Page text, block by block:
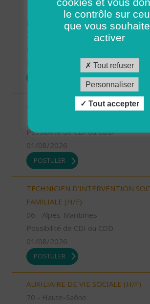
TECHNICIEN D’INTERVENTION
FAMILIALE (H/F)
AIDE SOIGNANT (H/F)
Possibilité de CDI ou CDD
01/08/2026
POSTULER
TECHNICIEN D’INTERVENTION
FAMILIALE (H/F)
06 - Alpes-Maritimes
Possibilité de CDI ou CDD
01/08/2026
POSTULER
AUXILIAIRE DE VIE SOCIALE (H/F)
70 - Haute-Saône
le contrôle sur
que vous
activer
Tout refuser
Personnaliser
Tout accepter